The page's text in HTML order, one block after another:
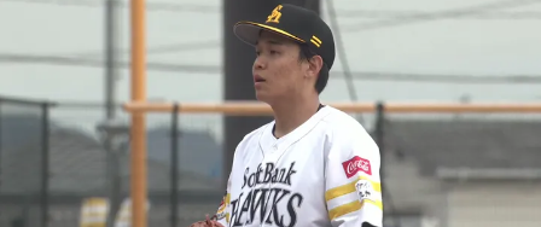
動画
日程・結果